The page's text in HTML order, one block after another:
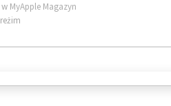
w MyApple Magazyn
reżim